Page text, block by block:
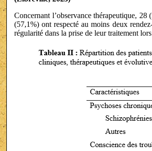
Concernant l’observance thérapeutique,
(57,1%) ont respecté au moins deux
régularité dans la prise de leur traitement